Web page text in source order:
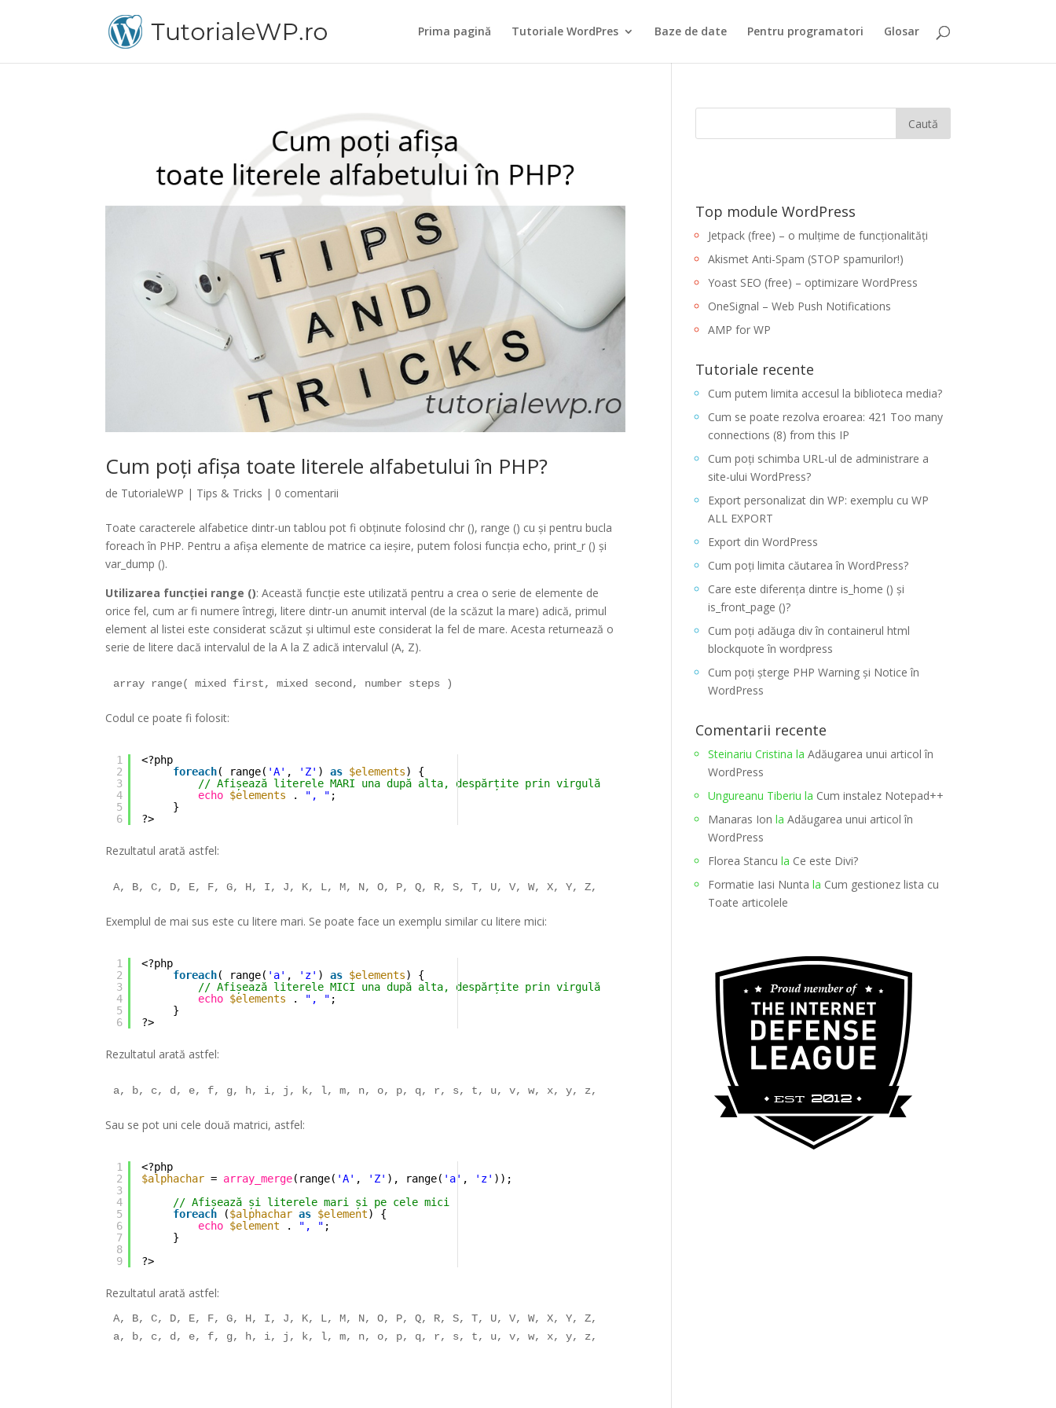
Prima pagină Tutoriale WordPres Baze de date Pentru programatori Glosar
Cum poți afișa toate literele alfabetului în PHP?
de TutorialeWP | Tips & Tricks | 0 comentarii
Toate caracterele alfabetice dintr-un tablou pot fi obținute folosind chr (), range () cu și pentru bucla
foreach în PHP. Pentru a afișa elemente de matrice ca ieșire, putem folosi funcția echo, print_r () și
var_dump ().
Utilizarea funcției range (): Această funcție este utilizată pentru a crea o serie de elemente de
orice fel, cum ar fi numere întregi, litere dintr-un anumit interval (de la scăzut la mare) adică, primul
element al listei este considerat scăzut și ultimul este considerat la fel de mare. Acesta returnează o
serie de litere dacă intervalul de la A la Z adică intervalul (A, Z).
array range( mixed first, mixed second, number steps )
Codul ce poate fi folosit:
1
2
3
4
5
6
<?php
foreach( range( 'A' , 'Z' ) as $elements) {
// Afișează literele MARI una după alta, despărțite prin virgulă
echo $elements . ", " ;
}
?>
Rezultatul arată astfel:
A, B, C, D, E, F, G, H, I, J, K, L, M, N, O, P, Q, R, S, T, U, V, W, X, Y, Z,
Exemplul de mai sus este cu litere mari. Se poate face un exemplu similar cu litere mici:
1
2
3
4
5
6
<?php
foreach( range( 'a' , 'z' ) as $elements) {
// Afișează literele MICI una după alta, despărțite prin virgulă
echo $elements . ", " ;
}
?>
Rezultatul arată astfel:
a, b, c, d, e, f, g, h, i, j, k, l, m, n, o, p, q, r, s, t, u, v, w, x, y, z,
Sau se pot uni cele două matrici, astfel:
1
2
3
4
5
6
7
8
9
<?php
$alphachar = array_merge(range( 'A' , 'Z' ), range( 'a' , 'z' ));
// Afișează și literele mari și pe cele mici
foreach
($alphachar as $element) {
echo $element . ", " ;
}
?>
Rezultatul arată astfel:
A, B, C, D, E, F, G, H, I, J, K, L, M, N, O, P, Q, R, S, T, U, V, W, X, Y, Z,
a, b, c, d, e, f, g, h, i, j, k, l, m, n, o, p, q, r, s, t, u, v, w, x, y, z,
Top module WordPress
Jetpack (free) – o mulțime de funcționalități
Akismet Anti-Spam (STOP spamurilor!)
Yoast SEO (free) – optimizare WordPress
OneSignal – Web Push Notifications
AMP for WP
Tutoriale recente
Cum putem limita accesul la biblioteca media?
Cum se poate rezolva eroarea: 421 Too many
connections (8) from this IP
Cum poți schimba URL-ul de administrare a
site-ului WordPress?
Export personalizat din WP: exemplu cu WP
ALL EXPORT
Export din WordPress
Cum poți limita căutarea în WordPress?
Care este diferența dintre is_home () și
is_front_page ()?
Cum poți adăuga div în containerul html
blockquote în wordpress
Cum poți șterge PHP Warning și Notice în
WordPress
Comentarii recente
Steinariu Cristina la Adăugarea unui articol în
WordPress
Ungureanu Tiberiu la Cum instalez Notepad++
Manaras Ion la Adăugarea unui articol în
WordPress
Florea Stancu la Ce este Divi?
Formatie Iasi Nunta la Cum gestionez lista cu
Toate articolele